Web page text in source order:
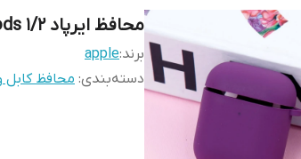
محافظ ایرپاد AirPods 1/2 سیلیکونی - بادمجانی
برند:apple
دسته‌بندی: محافظ کابل